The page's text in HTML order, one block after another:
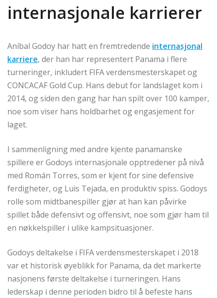
internasjonale karrierer
Aníbal Godoy har hatt en fremtredende internasjonal
karriere, der han har representert Panama i flere
turneringer, inkludert FIFA verdensmesterskapet og
CONCACAF Gold Cup. Hans debut for landslaget kom i
2014, og siden den gang har han spilt over 100 kamper,
noe som viser hans holdbarhet og engasjement for
laget.
I sammenligning med andre kjente panamanske
spillere er Godoys internasjonale opptredener på nivå
med Román Torres, som er kjent for sine defensive
ferdigheter, og Luis Tejada, en produktiv spiss. Godoys
rolle som midtbanespiller gjør at han kan påvirke
spillet både defensivt og offensivt, noe som gjør ham til
en nøkkelspiller i ulike kampsituasjoner.
Godoys deltakelse i FIFA verdensmesterskapet i 2018
var et historisk øyeblikk for Panama, da det markerte
nasjonens første deltakelse i turneringen. Hans
lederskap i denne perioden bidro til å befeste hans